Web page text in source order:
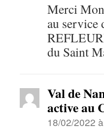
Merci
au
du Saint
Val de
active au
18/02/2022